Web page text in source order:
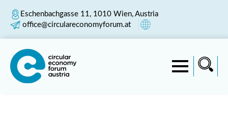
Eschenbachgasse 11, 1010 Wien, Austria
office@circulareconomyforum.at